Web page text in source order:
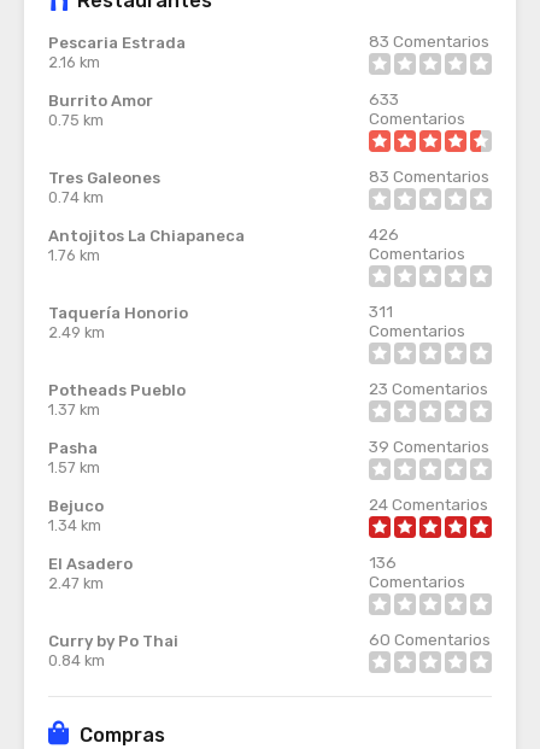
Pescaria Estrada
2.16 km
83 Comentarios
Burrito Amor
0.75 km
633
Comentarios
Tres Galeones
0.74 km
83 Comentarios
Antojitos La Chiapaneca
1.76 km
426
Comentarios
Taquería Honorio
2.49 km
311
Comentarios
Potheads Pueblo
1.37 km
23 Comentarios
Pasha
1.57 km
39 Comentarios
Bejuco
1.34 km
24Comentarios
El Asadero
2.47 km
136
Comentarios
Curry by Po Thai
0.84 km
60 Comentarios
Compras